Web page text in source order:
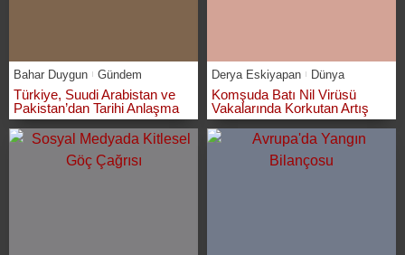
Bahar Duygun Gündem
Türkiye, Suudi Arabistan ve
Pakistan’dan Tarihi Anlaşma
Derya Eskiyapan Dünya
Komşuda Batı Nil Virüsü
Vakalarında Korkutan Artış